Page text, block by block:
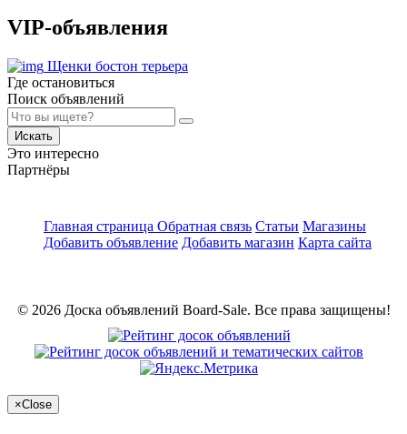
VIP-объявления
Щенки бостон терьера
Где остановиться
Поиск объявлений
Искать
Это интересно
Партнёры
Главная страница Обратная связь Статьи Магазины
Добавить объявление Добавить магазин Карта сайта
© 2026 Доска объявлений Board-Sale. Все права защищены!
×Close